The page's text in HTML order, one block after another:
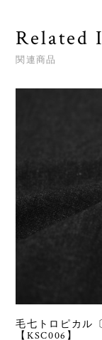
Related
関連商品
毛七トロピカ
【KSC006】